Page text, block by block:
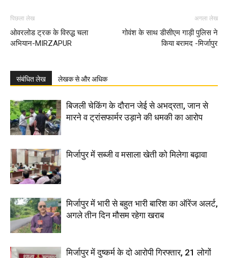
पिछला लेख
ओवरलोड ट्रक के विरुद्ध चला
अभियान-MIRZAPUR
अगला लेख
गोवंश के साथ डीसीएम गाड़ी पुलिस ने
किया बरामद -मिर्जापुर
संबंधित लेख लेखक से और अधिक
बिजली चेकिंग के दौरान जेई से अभद्रता, जान से
मारने व ट्रांसफार्मर उड़ाने की धमकी का आरोप
मिर्जापुर में सब्जी व मसाला खेती को मिलेगा बढ़ावा
मिर्जापुर में भारी से बहुत भारी बारिश का ऑरेंज अलर्ट,
अगले तीन दिन मौसम रहेगा खराब
मिर्जापुर में दुष्कर्म के दो आरोपी गिरफ्तार, 21 लोगों